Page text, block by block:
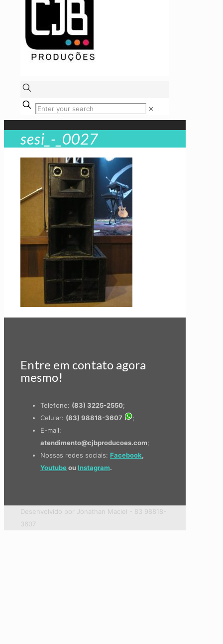
✕
sesi_-_0027
Entre em contato agora
mesmo!
Telefone: (83) 3225-2550;
Celular: (83) 98818-3607
;
E-mail:
atendimento@cjbproducoes.com;
Nossas redes sociais: Facebook,
Youtubeou Instagram.
Desenvolvido por Jonathan Maciel - 83 98818-
3607